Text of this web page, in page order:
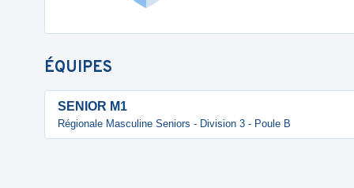
ÉQUIPES
SENIOR M1
Régionale Masculine Seniors - Division 3 - Poule B